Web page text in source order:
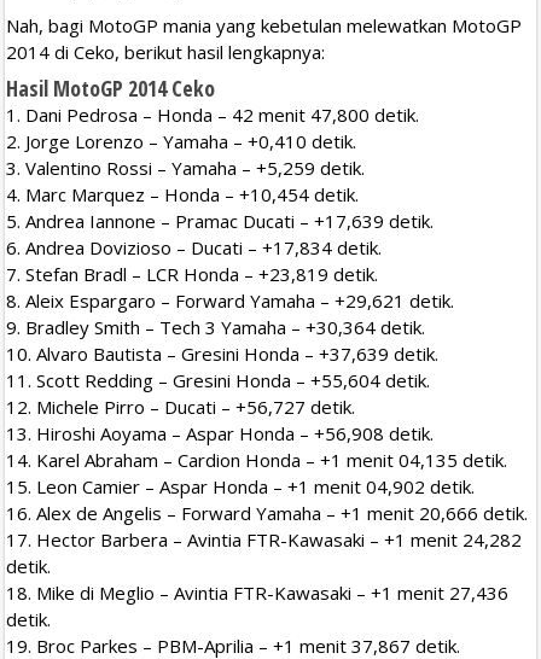
Nah, bagi MotoGP mania yang kebetulan melewatkan MotoGP
2014 di Ceko, berikut hasil lengkapnya:
Hasil MotoGP 2014 Ceko
1. Dani Pedrosa – Honda – 42 menit 47,800 detik.
2. Jorge Lorenzo – Yamaha – +0,410 detik.
3. Valentino Rossi – Yamaha – +5,259 detik.
4. Marc Marquez – Honda – +10,454 detik.
5. Andrea Iannone – Pramac Ducati – +17,639 detik.
6. Andrea Dovizioso – Ducati – +17,834 detik.
7. Stefan Bradl – LCR Honda – +23,819 detik.
8. Aleix Espargaro – Forward Yamaha – +29,621 detik.
9. Bradley Smith – Tech 3 Yamaha – +30,364 detik.
10. Alvaro Bautista – Gresini Honda – +37,639 detik.
11. Scott Redding – Gresini Honda – +55,604 detik.
12. Michele Pirro – Ducati – +56,727 detik.
13. Hiroshi Aoyama – Aspar Honda – +56,908 detik.
14. Karel Abraham – Cardion Honda – +1 menit 04,135 detik.
15. Leon Camier – Aspar Honda – +1 menit 04,902 detik.
16. Alex de Angelis – Forward Yamaha – +1 menit 20,666 detik.
17. Hector Barbera – Avintia FTR-Kawasaki – +1 menit 24,282
detik.
18. Mike di Meglio – Avintia FTR-Kawasaki – +1 menit 27,436
detik.
19. Broc Parkes – PBM-Aprilia – +1 menit 37,867 detik.